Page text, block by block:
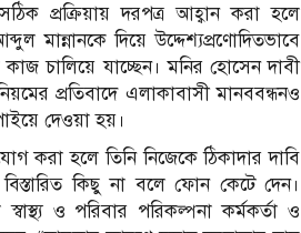
প্রক্রিয়ায় দরপত্র আহ্বান করা হলে
মান্নানকে দিয়ে উদ্দেশ্যপ্রণোদিতভাবে
চালিয়ে যাচ্ছেন। মনির হোসেন দাবী
প্রতিবাদে এলাকাবাসী মানববন্ধনও
দেওয়া হয়।
করা হলে তিনি নিজেকে ঠিকাদার দাবি
কিছু না বলে ফোন কেটে দেন।
ও পরিবার পরিকল্পনা কর্মকর্তা ও